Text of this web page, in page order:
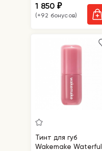
1 850₽
(+92 бонусов)
Тинт для губ
Wakemake Waterful